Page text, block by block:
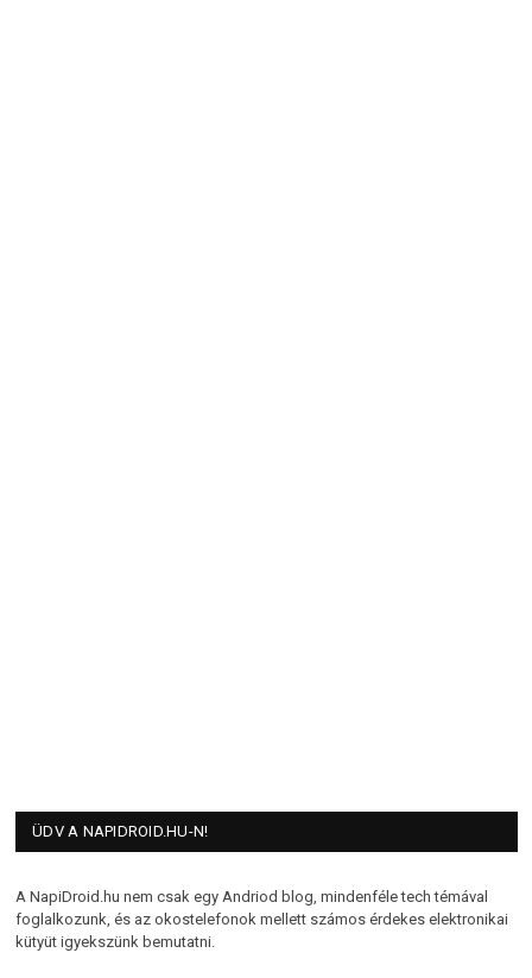
ÜDV A NAPIDROID.HU-N!
A NapiDroid.hu nem csak egy Andriod blog, mindenféle tech témával
foglalkozunk, és az okostelefonok mellett számos érdekes elektronikai
kütyüt igyekszünk bemutatni.